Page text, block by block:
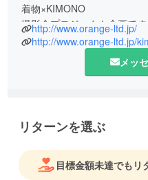
着物×KIMONO
撮影会プロジェクト企画です
神宮前2丁目という原宿の静
『橙～daidai～』です☆
http://www.orange-ltd.jp/
http://www.orange-ltd.jp/
メッ
リターンを選ぶ
目標金額未達でもリ